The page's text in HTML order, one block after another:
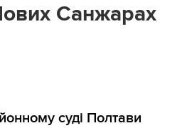
Санжарах
суді Полтави